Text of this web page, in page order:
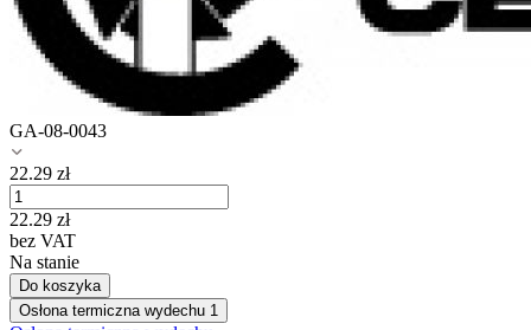
GA-08-0043
22.29 zł
22.29 zł
bez VAT
Na stanie
Do koszyka
Osłona termiczna wydechu 1